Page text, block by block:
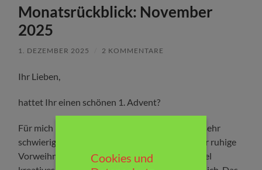
Monatsrückblick: November
2025
1. DEZEMBER 2025 2 KOMMENTARE
Ihr Lieben,
hattet Ihr einen schönen 1. Advent?
Für mich ist die Adventszeit emotional gerade sehr
schwierig. Ich habe mir vorgenommen, eine sehr ruhige
Vorweihnachtszeit zu verbringen. Viel lesen. Viel
Cookies und